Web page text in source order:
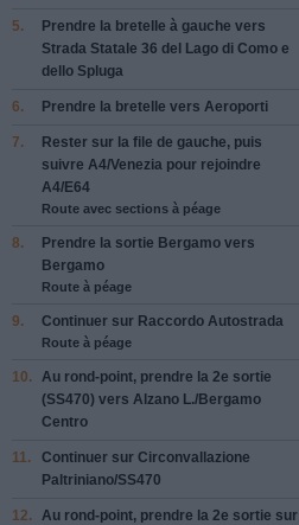
5. Prendre la bretelle à gauche vers
Strada Statale 36 del Lago di Como e
dello Spluga
6. Prendre la bretelle vers Aeroporti
7. Rester sur la file de gauche, puis
suivre A4/Venezia pour rejoindre
A4/E64
Route avec sections à péage
8. Prendre la sortie Bergamo vers
Bergamo
Route à péage
9. Continuer sur Raccordo Autostrada
Route à péage
10. Au rond-point, prendre la 2e sortie
(SS470) vers Alzano L./Bergamo
Centro
11. Continuer sur Circonvallazione
Paltriniano/SS470
12. Au rond-point, prendre la 2e sortie sur